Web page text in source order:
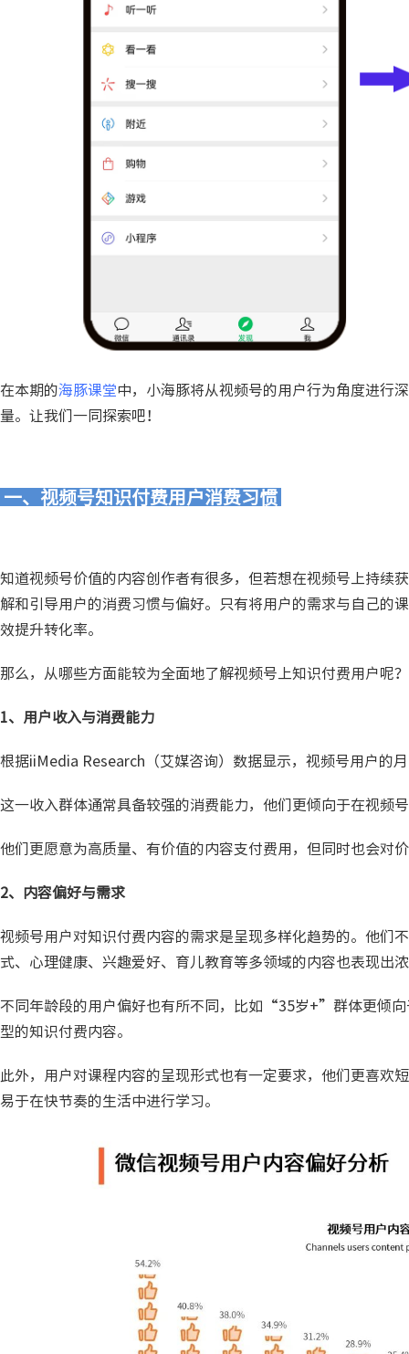
在本期的海豚课堂中，小海豚将从视频号的用户行为角度进行
量。让我们一同探索吧！
一、视频号知识付费用户消费习惯
知道视频号价值的内容创作者有很多，但若想在视频号上持续
解和引导用户的消费习惯与偏好。只有将用户的需求与自己的
效提升转化率。
那么，从哪些方面能较为全面地了解视频号上知识付费用户呢？
1、用户收入与消费能力
根据iiMedia Research（艾媒咨询）数据显示，视频号用户的
这一收入群体通常具备较强的消费能力，他们更倾向于在视频
他们更愿意为高质量、有价值的内容支付费用，但同时也会对
2、内容偏好与需求
视频号用户对知识付费内容的需求是呈现多样化趋势的。他们
式、心理健康、兴趣爱好、育儿教育等多领域的内容也表现出
不同年龄段的用户偏好也有所不同，比如“35岁+”群体更倾
型的知识付费内容。
此外，用户对课程内容的呈现形式也有一定要求，他们更喜欢
易于在快节奏的生活中进行学习。